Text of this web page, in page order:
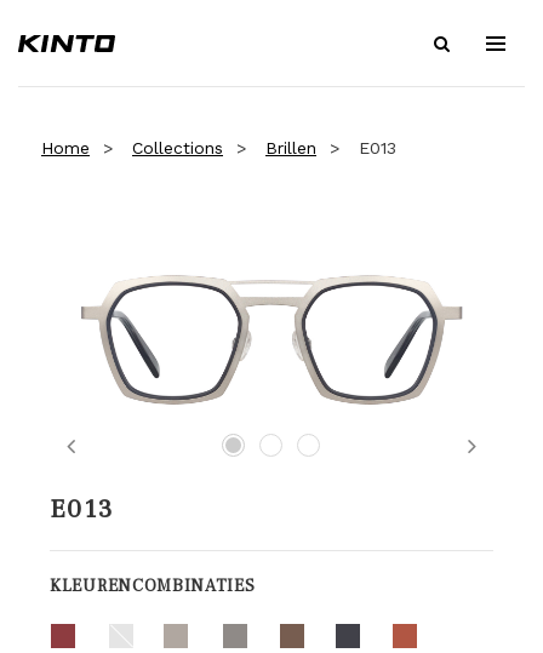
Home Collections Brillen E013
Previous Next
E013
KLEURENCOMBINATIES